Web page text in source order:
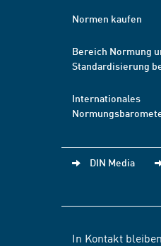
Normen kaufen
Bereich Normung
Standardisierung
Internationales
DIN Media
In Kontakt bleiben